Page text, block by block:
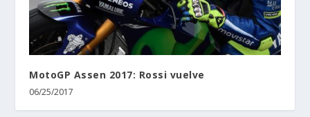
MotoGP Assen 2017: Rossi vuelve
06/25/2017